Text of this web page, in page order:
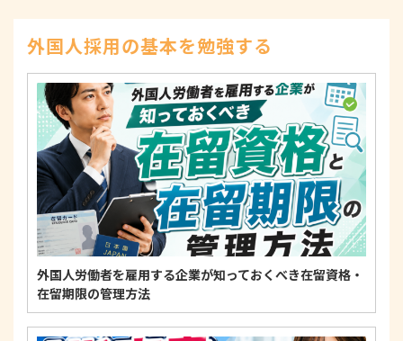
示、訂正、削除、または利用もしくは提供の停止等
を求められたときは、適法かつ遅滞なく応じます。
4. 法令・指針・規範の遵守について
適正な個人情報保護の実現のため、個人情報の取扱
いに関する法令、国が定める指針およびその他の規
範を遵守します。
個人情報に関するお問い合わせ窓口
〒125-0061
東京都葛飾区亀有3-21-11 藍ビル202
TEL：0120-550-580
株式会社 アルフォース･ワン 個人情報保護担当
外国人採用の基本を勉強する
外国人労働者を雇用する企業が知っておくべき在留資格・
在留期限の管理方法